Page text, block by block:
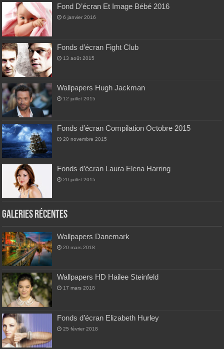
Fond D’écran Et Image Bébé 2016
6 janvier 2016
Fonds d’écran Fight Club
13 août 2015
Wallpapers Hugh Jackman
12 juillet 2015
Fonds d’écran Compilation Octobre 2015
20 novembre 2015
Fonds d’écran Laura Elena Harring
20 juillet 2015
Galeries Récentes
Wallpapers Danemark
20 mars 2018
Wallpapers HD Hailee Steinfeld
17 mars 2018
Fonds d’écran Elizabeth Hurley
25 février 2018